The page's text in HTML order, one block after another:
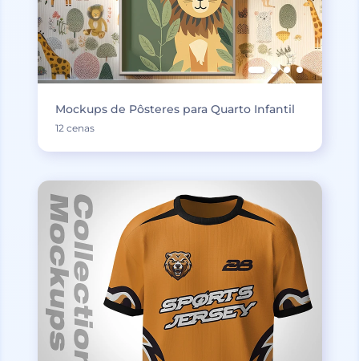
Mockups de Pôsteres para Quarto Infantil
12 cenas